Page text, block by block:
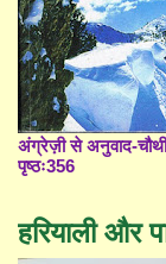
अंग्रेज़ी से अनुवाद-
पृष्ठः356
हरियाली और